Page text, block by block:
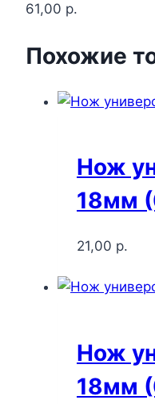
61,00 р.
Похожие
Нож
18мм
21,00 р.
Нож
18мм